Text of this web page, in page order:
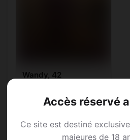
Accès réservé
Ce site est destiné
majeures de 18
Wandy, 42
emploi actuellement
Jura